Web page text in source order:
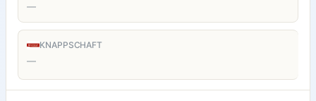
—
KNAPPSCHAFT
—